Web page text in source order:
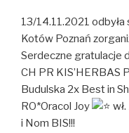
13/14.11.2021
Kotów Poznań
Serdeczne gratulacje
CH PR KIS’HERBAS
Budulska 2x Best in
RO*Oracol Joy
i Nom BIS!!!